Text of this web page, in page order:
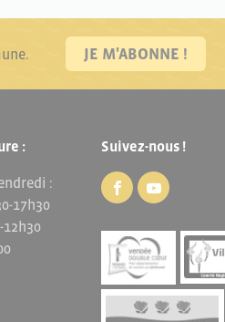
JE M'ABONNE !
:
:
17h30
Suivez-nous !